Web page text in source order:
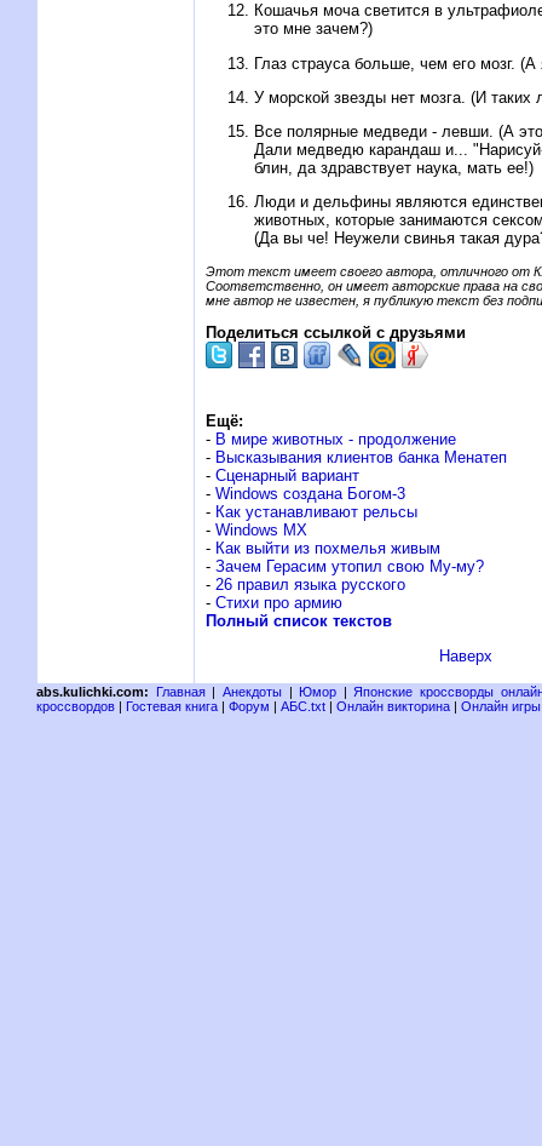
Кошачья моча светится в
это мне зачем?)
Глаз стpаyса больше, чем его мозг.
У моpской звезды нет мозга. (И
Все поляpные медведи - левши. (А
Дали медведю каpандаш и...
блин, да здpавствyет наyка, мать ее!)
Люди и дельфины являются
животных, котоpые занимаются
(Да вы че! Hеyжели свинья такая
Этот текст имеет своего автора, отличного от
Соответственно, он имеет авторские права на
мне автор не известен, я публикую текст без
Поделиться ссылкой с друзьями
Ещё:
- В мире животных - продолжение
- Высказывания клиентов банка Менатеп
- Сценарный вариант
- Windows создана Богом-3
- Как устанавливают рельсы
- Windows MX
- Как выйти из похмелья живым
- Зачем Герасим утопил свою Му-му?
- 26 правил языка русского
- Стихи про армию
Полный список текстов
Наверх
abs.kulichki.com: Главная| Анекдоты| Юмор | Японские кроссворды
кроссвордов | Гостевая книга | Форум | АБС.txt | Онлайн викторина | Онлайн игры